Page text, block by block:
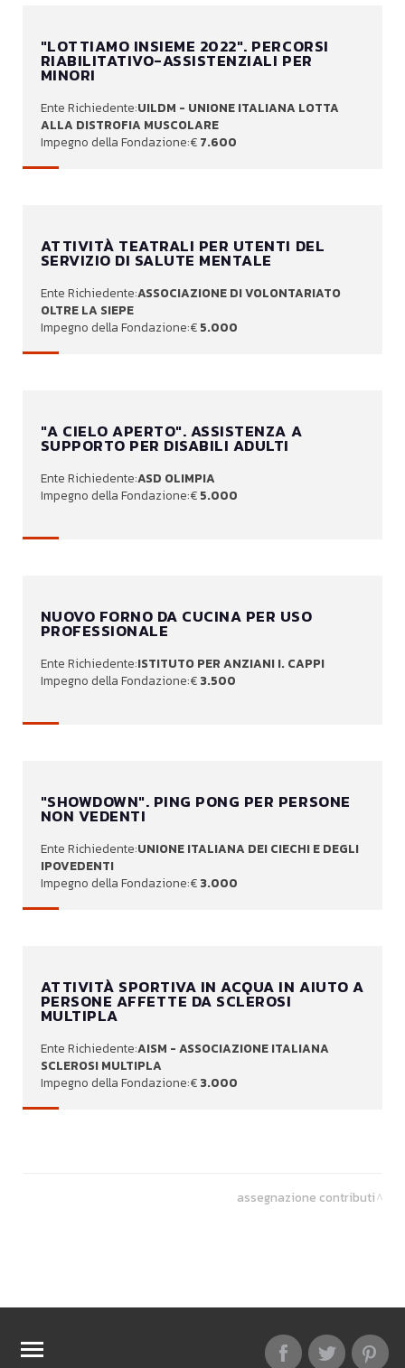
"LOTTIAMO INSIEME 2022". PERCORSI
RIABILITATIVO-ASSISTENZIALI PER
MINORI
UILDM - UNIONE ITALIANA LOTTA
ALLA DISTROFIA MUSCOLARE
7.600
ATTIVITÀ TEATRALI PER UTENTI DEL
SERVIZIO DI SALUTE MENTALE
ASSOCIAZIONE DI VOLONTARIATO
OLTRE LA SIEPE
5.000
"A CIELO APERTO". ASSISTENZA A
SUPPORTO PER DISABILI ADULTI
ASD OLIMPIA
5.000
NUOVO FORNO DA CUCINA PER USO
PROFESSIONALE
ISTITUTO PER ANZIANI I. CAPPI
3.500
"SHOWDOWN". PING PONG PER PERSONE
NON VEDENTI
UNIONE ITALIANA DEI CIECHI E DEGLI
IPOVEDENTI
3.000
ATTIVITÀ SPORTIVA IN ACQUA IN AIUTO A
PERSONE AFFETTE DA SCLEROSI
MULTIPLA
AISM - ASSOCIAZIONE ITALIANA
SCLEROSI MULTIPLA
3.000
assegnazione contributi